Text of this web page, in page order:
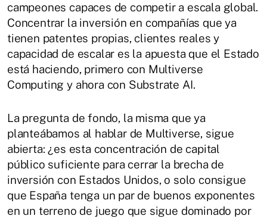
campeones capaces de competir a escala global.
Concentrar la inversión en compañías que ya
tienen patentes propias, clientes reales y
capacidad de escalar es la apuesta que el Estado
está haciendo, primero con Multiverse
Computing y ahora con Substrate AI.
La pregunta de fondo, la misma que ya
planteábamos al hablar de Multiverse, sigue
abierta: ¿es esta concentración de capital
público suficiente para cerrar la brecha de
inversión con Estados Unidos, o solo consigue
que España tenga un par de buenos exponentes
en un terreno de juego que sigue dominado por